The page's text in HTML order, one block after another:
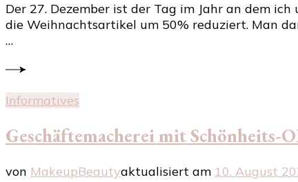
Der 27. Dezember ist der Tag im Jahr an dem
die Weihnachtsartikel um 50% reduziert. Man
…
Informatives
Geschäftemacherei mit Schönheits-
von MakeupBeautyaktualisiert am 10. August